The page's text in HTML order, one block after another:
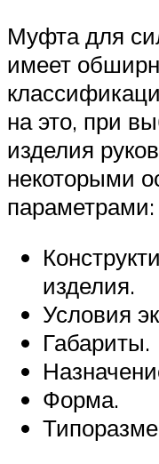
Муфта для
имеет
на это, при
изделия
некоторыми
параметрами:
изделия.
Условия
Габариты.
Форма.